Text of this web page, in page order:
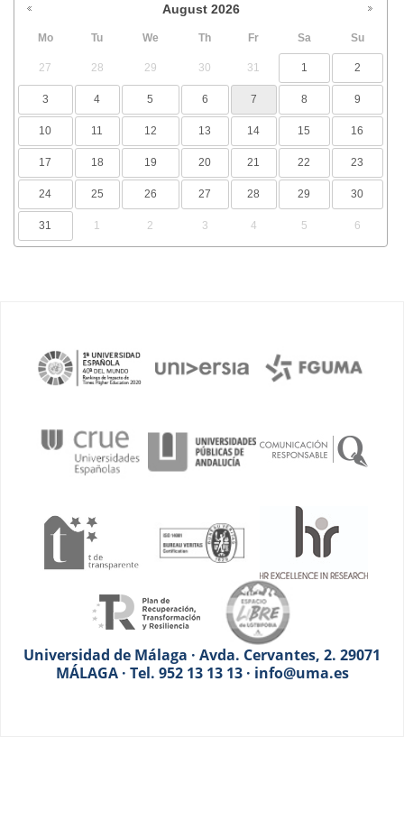
August 2026
Mo Tu We Th Fr Sa Su
27 28 29 30 31 1 2
3 4 5 6 7 8 9
10 11 12 13 14 15 16
17 18 19 20 21 22 23
24 25 26 27 28 29 30
31 1 2 3 4 5 6
Universidad de Málaga · Avda. Cervantes, 2. 29071
MÁLAGA · Tel. 952 13 13 13 · info@uma.es